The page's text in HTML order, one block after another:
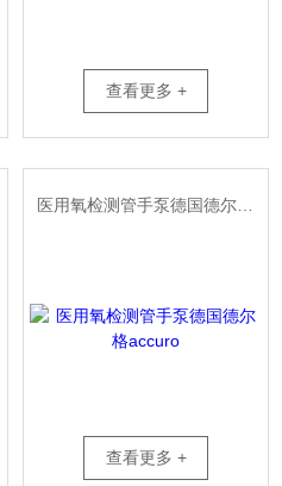
查看更多 +
医用氧检测管手泵德国德尔格accuro
查看更多 +